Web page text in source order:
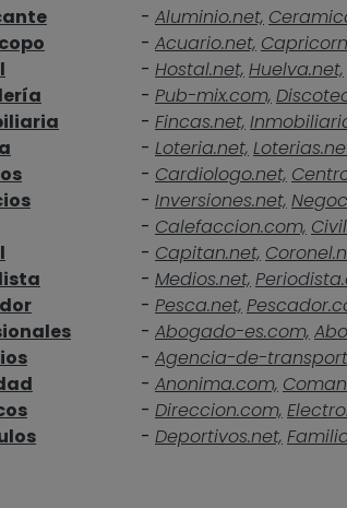
- Aluminio.net,
- Acuario.net,
- Hostal.net, Huelva.net,
- Pub-mix.com,
- Fincas.net,
- Loteria.net,
- Cardiologo.net,
- Inversiones.net,
- Calefaccion.com,
- Capitan.net,
- Medios.net,
- Pesca.net,
- Abogado-es.com,
- Agencia-de-
- Anonima.com,
- Direccion.com,
- Deportivos.net,